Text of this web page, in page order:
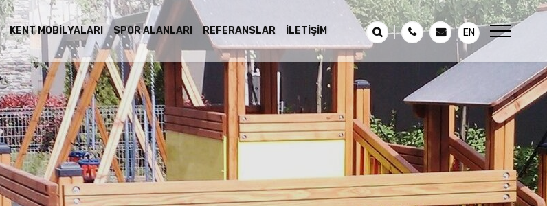
KENT MOBILYALARI SPOR ALANLARI REFERANSLAR İLETIŞIM EN